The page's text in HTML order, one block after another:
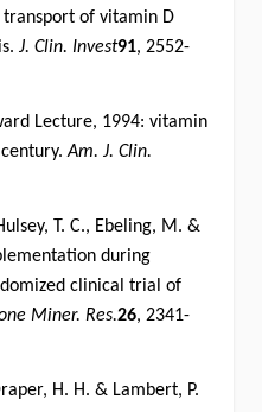
transport of vitamin D
J. Clin. Invest91, 2552-
Lecture, 1994: vitamin
century.Am. J. Clin.
T. C., Ebeling, M. &
during
clinical trial of
Miner. Res.26, 2341-
H. H. & Lambert, P.